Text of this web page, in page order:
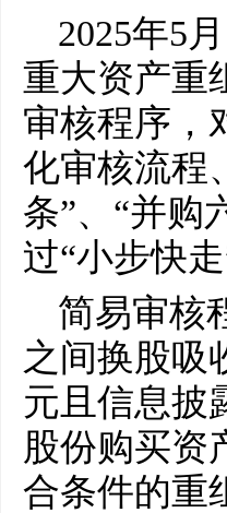
2025年5
重大资产重
审核程序，
化审核流程
条”、“并购
过“小步快
简易审核
之间换股吸
元且信息披
股份购买资
合条件的重